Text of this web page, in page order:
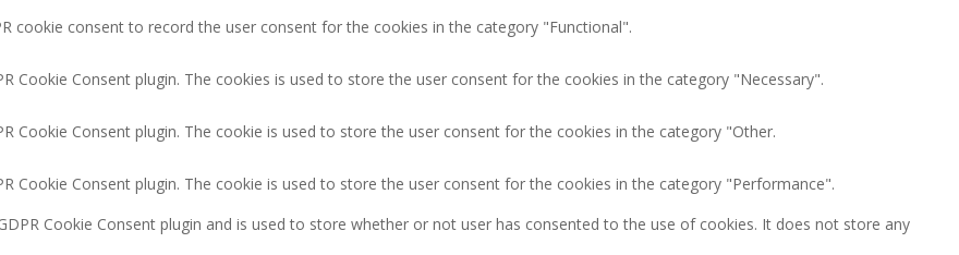
cookie consent to record the user consent for the cookies in the category "Functional".
Cookie Consent plugin. The cookies is used to store the user consent for the cookies in the category "Necessary".
Cookie Consent plugin. The cookie is used to store the user consent for the cookies in the category "Other.
Cookie Consent plugin. The cookie is used to store the user consent for the cookies in the category "Performance".
Cookie Consent plugin and is used to store whether or not user has consented to the use of cookies. It does not store any